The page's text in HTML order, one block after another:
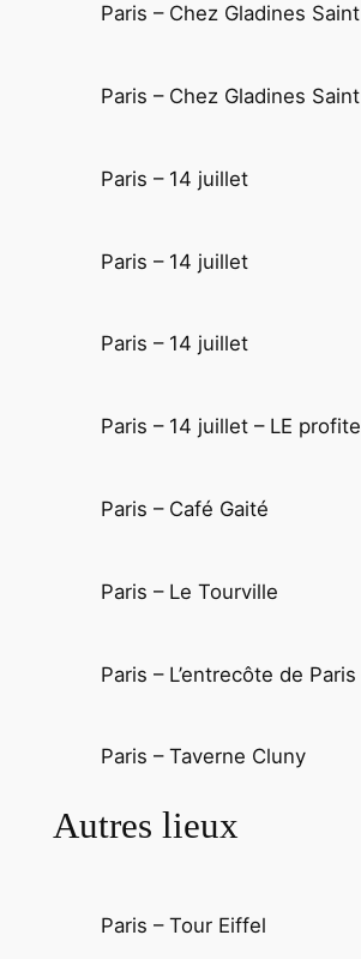
Paris – Chez Gladines
Paris – Chez Gladines
Paris – 14 juillet
Paris – 14 juillet
Paris – 14 juillet
Paris – 14 juillet – LE
Paris – Café Gaité
Paris – Le Tourville
Paris – L’entrecôte de Paris
Paris – Taverne Cluny
Autres lieux
Paris – Tour Eiffel